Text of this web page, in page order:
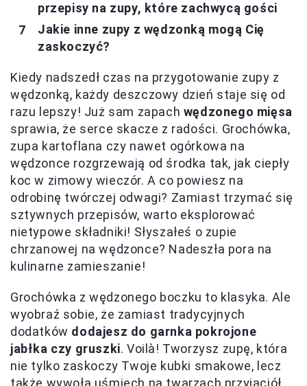
przepisy na zupy, które zachwycą gości
Jakie inne zupy z wędzonką mogą Cię
zaskoczyć?
Kiedy nadszedł czas na przygotowanie zupy z
wędzonką, każdy deszczowy dzień staje się od
razu lepszy! Już sam zapach wędzonego mięsa
sprawia, że serce skacze z radości. Grochówka,
zupa kartoflana czy nawet ogórkowa na
wędzonce rozgrzewają od środka tak, jak ciepły
koc w zimowy wieczór. A co powiesz na
odrobinę twórczej odwagi? Zamiast trzymać się
sztywnych przepisów, warto eksplorować
nietypowe składniki! Słyszałeś o zupie
chrzanowej na wędzonce? Nadeszła pora na
kulinarne zamieszanie!
Grochówka z wędzonego boczku to klasyka. Ale
wyobraź sobie, że zamiast tradycyjnych
dodatków dodajesz do garnka pokrojone
jabłka czy gruszki. Voilà! Tworzysz zupę, która
nie tylko zaskoczy Twoje kubki smakowe, lecz
także wywoła uśmiech na twarzach przyjaciół